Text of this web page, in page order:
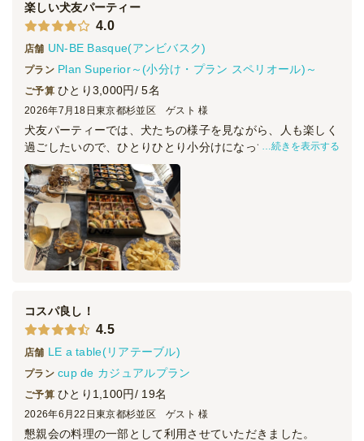
楽しい犬友パーティー
4.0
店舗 UN-BE Basque(アンビバスク)
プラン Plan Superior～(小分け・プラン スペリオール)～
ご予算 ひとり3,000円/ 5名
2026年7月18日 東京都杉並区 ゲスト 様
犬友パーティーでは、犬たちの様子を見ながら、人も楽しく
過ごしたいので、ひとりひとり小分けになっているお料理は
自分のペースで食べれて、とても良かったです。
お料理も少しずつ、いろんな種類をいただけて美味しかった
です。
続きを表示する
コスパ良し！
4.5
店舗 LE a table(リアテーブル)
プラン cup de カジュアルプラン
ご予算 ひとり1,100円/ 19名
2026年6月22日 東京都杉並区 ゲスト 様
懇親会の料理の一部として利用させていただきました。